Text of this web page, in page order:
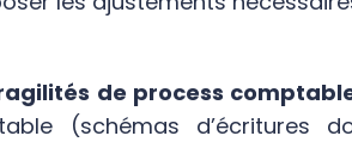
de process
(schémas d’écritures